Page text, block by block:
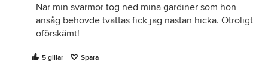
När min svärmor tog ned mina gardiner som hon
ansåg behövde tvättas fick jag nästan hicka. Otroligt
oförskämt!
5 gillar Spara